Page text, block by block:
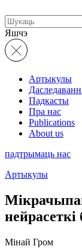
Яшчэ
Артыкулы
Падкасты
Пра нас
Publications
About us
падтрымаць нас
Артыкулы
Мiнай Гром